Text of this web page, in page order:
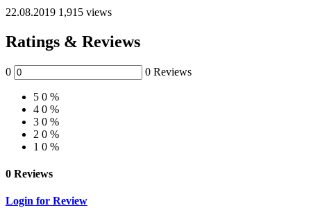
22.08.2019 1,915 views
Ratings & Reviews
0 0 Reviews
5 0 %
4 0 %
3 0 %
2 0 %
1 0 %
0 Reviews
Login for Review